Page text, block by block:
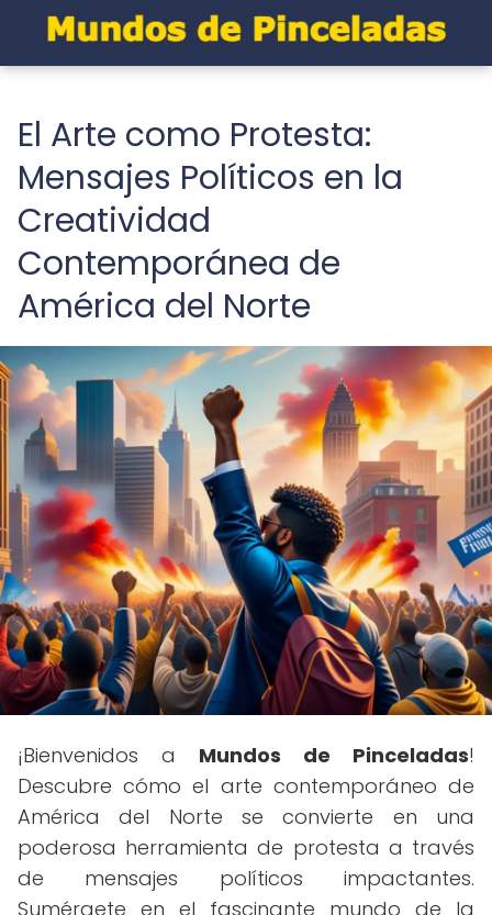
El Arte como Protesta:
Mensajes Políticos en la
Creatividad
Contemporánea de
América del Norte
¡Bienvenidos a Mundos de Pinceladas!
Descubre cómo el arte contemporáneo de
América del Norte se convierte en una
poderosa herramienta de protesta a través
de mensajes políticos impactantes.
Sumérgete en el fascinante mundo de la